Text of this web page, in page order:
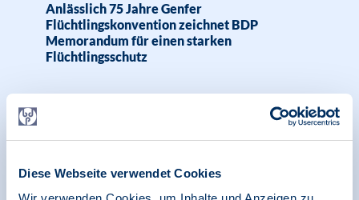
Diese Webseite verwendet Cookies
Anlässlich 75 Jahre Genfer
Flüchtlingskonvention zeichnet BDP
Memorandum für einen starken
Flüchtlingsschutz
17.06.2026